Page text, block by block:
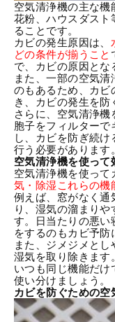
空気清浄機の主な
花粉、ハウスダスト
ることです。
カビの発生原因は、
どの条件が揃うこと
で、カビの原因とな
また、一部の空気
のもあるため、カビ
き、カビの発生を防
さらに、空気清浄
胞子をフィルター
し、カビを防ぎ続
行う必要があります。
空気清浄機を使っ
空気清浄機を使っ
気・除湿これらの機
例えば、窓がなく通
り、湿気の溜まり
す。日当たりの悪い
をするのもカビ予防
また、ジメジメと
湿気を取り除きます。
いつも同じ機能だけ
使い分けましょう。
カビを防ぐための